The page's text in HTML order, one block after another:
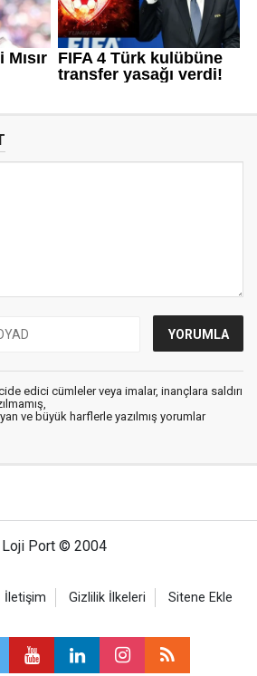
edici cümleler veya imalar, inançlara saldırı
ve büyük harflerle yazılmış yorumlar
Loji Port © 2004
İletişim Gizlilik İlkeleri Sitene Ekle